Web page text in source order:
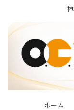
ホーム